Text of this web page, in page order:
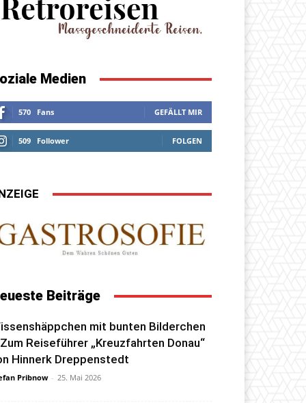
Medien
570 Fans GEFÄLLT MIR
509 Follower FOLGEN
Beiträge
mit bunten Bilderchen
Reiseführer „Kreuzfahrten Donau“
Hinnerk Dreppenstedt
Pribnow - 25. Mai 2026